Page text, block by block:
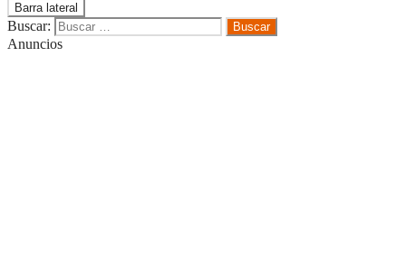
Barra lateral
Buscar:
Anuncios